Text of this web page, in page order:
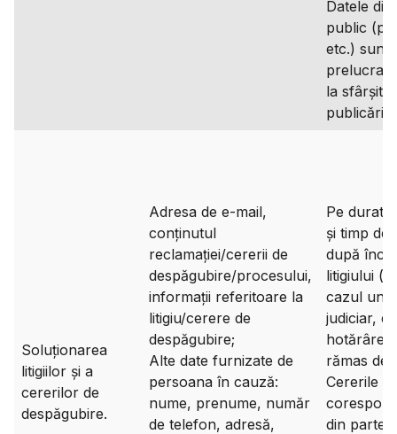
Datele
public
etc.) sunt
la sfârșitul
publicării.
Soluționarea
litigiilor și a
cererilor de
despăgubire.
Adresa de e-mail,
conținutul
reclamației/cererii de
despăgubire/procesului,
informații referitoare la
litigiu/cerere de
despăgubire;
Alte date furnizate de
persoana în cauză:
nume, prenume, număr
de telefon, adresă,
Pe durata
și timp de
după
litigiului
cazul
judiciar,
hotărârea
rămas
Cererile și
din partea